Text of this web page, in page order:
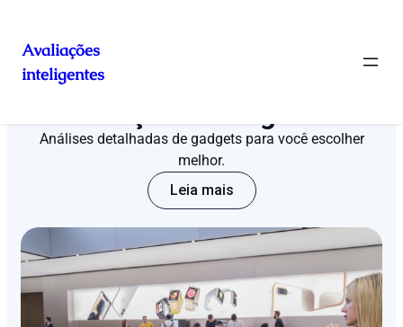
Avaliações
inteligentes
Análises detalhadas de gadgets para você escolher
melhor.
Leia mais